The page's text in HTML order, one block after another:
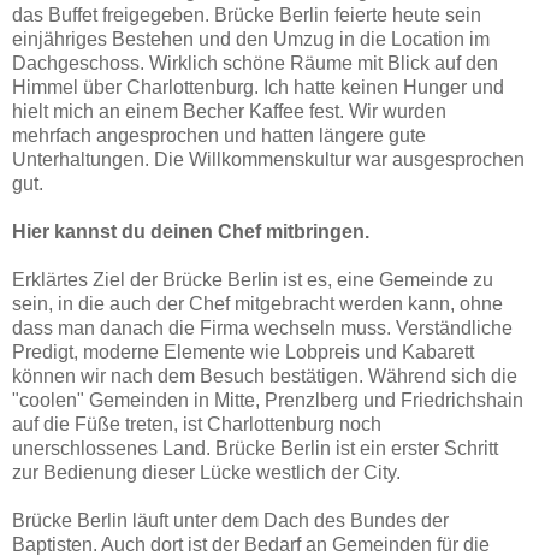
das Buffet freigegeben. Brücke Berlin feierte heute sein
einjähriges Bestehen und den Umzug in die Location im
Dachgeschoss. Wirklich schöne Räume mit Blick auf den
Himmel über Charlottenburg. Ich hatte keinen Hunger und
hielt mich an einem Becher Kaffee fest. Wir wurden
mehrfach angesprochen und hatten längere gute
Unterhaltungen. Die Willkommenskultur war ausgesprochen
gut.
Hier kannst du deinen Chef mitbringen.
Erklärtes Ziel der Brücke Berlin ist es, eine Gemeinde zu
sein, in die auch der Chef mitgebracht werden kann, ohne
dass man danach die Firma wechseln muss. Verständliche
Predigt, moderne Elemente wie Lobpreis und Kabarett
können wir nach dem Besuch bestätigen. Während sich die
"coolen" Gemeinden in Mitte, Prenzlberg und Friedrichshain
auf die Füße treten, ist Charlottenburg noch
unerschlossenes Land. Brücke Berlin ist ein erster Schritt
zur Bedienung dieser Lücke westlich der City.
Brücke Berlin läuft unter dem Dach des Bundes der
Baptisten. Auch dort ist der Bedarf an Gemeinden für die